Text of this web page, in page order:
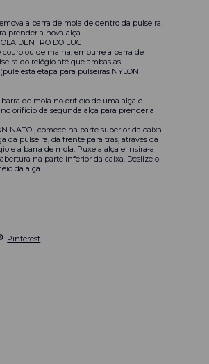
a barra de mola de dentro da pulseira.
prender a nova alça.
DENTRO DO LUG
ou de malha, empurre a barra de
do relógio até que ambas as
esta etapa para pulseiras NYLON
de mola no orifício de uma alça e
orifício da segunda alça para prender a
NATO , comece na parte superior da caixa
da pulseira, da frente para trás, através da
e a barra de mola. Puxe a alça e insira-a
na parte inferior da caixa. Deslize o
da alça.
Pinterest